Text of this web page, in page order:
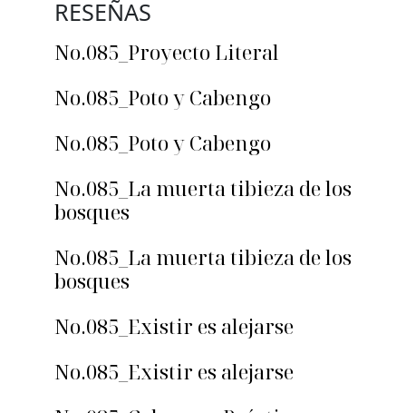
RESEÑAS
No.085_Proyecto Literal
No.085_Poto y Cabengo
No.085_Poto y Cabengo
No.085_La muerta tibieza de los
bosques
No.085_La muerta tibieza de los
bosques
No.085_Existir es alejarse
No.085_Existir es alejarse